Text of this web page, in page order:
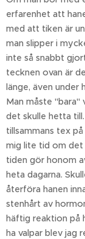
erfarenhet att
med att tiken är
man slipper i
inte så snabbt
tecknen ovan är
länge, även
Man måste "bara"
det skulle hetta
tillsammans tex
mig lite tid om det
tiden gör honom
heta dagarna.
återföra hanen
stenhårt av
häftig reaktion på
ha valpar blev jag